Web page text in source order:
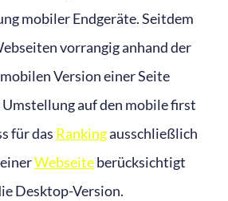
mobiler Endgeräte. Seitdem
vorrangig anhand der
Version einer Seite
auf den mobile first
für das Rankingausschließlich
Webseiteberücksichtigt
Desktop-Version.